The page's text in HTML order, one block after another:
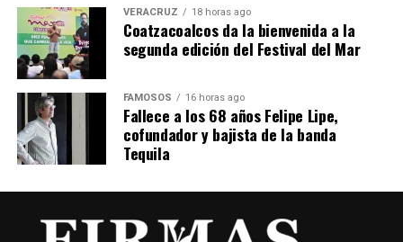
VERACRUZ 18 horas ago
Coatzacoalcos da la bienvenida a la
segunda edición del Festival del Mar
FAMOSOS 16 horas ago
Fallece a los 68 años Felipe Lipe,
cofundador y bajista de la banda
Tequila